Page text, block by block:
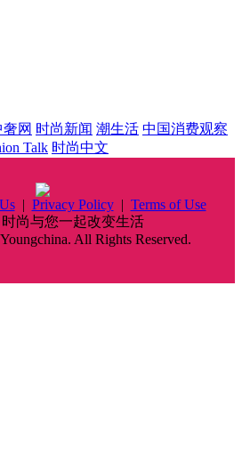
奢网 时尚新闻 潮生活 中国消费观察
Talk 时尚中文
| Privacy Policy| Terms of Use
时尚与您一起改变生活
All Rights Reserved.